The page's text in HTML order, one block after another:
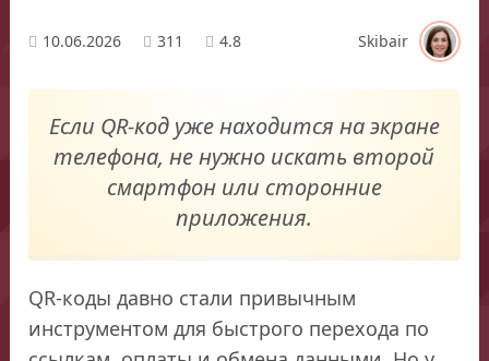
10.06.2026 311 4.8 Skibair
Если QR-код уже находится на экране
телефона, не нужно искать второй
смартфон или сторонние
приложения.
QR-коды давно стали привычным
инструментом для быстрого перехода по